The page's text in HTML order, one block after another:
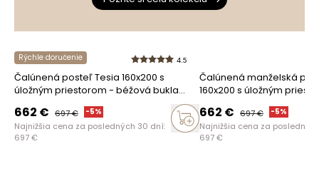
Vymazať Hľadať
Rýchle doručenie 4.5
Čalúnená posteľ Tesia 160x200 s
úložným priestorom - béžová bukla
662 € 697€ -5%
Najnižšia cena za posledných 30 dní:
697€
Čalúnená manželská
160x200 s úložným
zamat Castel 15
662 € 697€ -5%
Najnižšia cena za
697€